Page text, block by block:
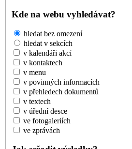
Kde na webu vyhledávat?
hledat bez omezení
hledat v sekcích
v kalendáři akcí
v kontaktech
v menu
v povinných informacích
v přehledech dokumentů
v textech
v úřední desce
ve fotogaleriích
ve zprávách